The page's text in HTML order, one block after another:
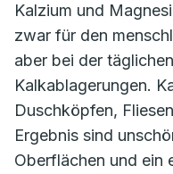
Kalzium und
zwar für den
aber bei der
Kalkablagerungen.
Duschköpfen,
Ergebnis sind
Oberflächen und ein